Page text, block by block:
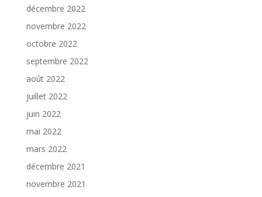
décembre 2022
novembre 2022
octobre 2022
septembre 2022
août 2022
juillet 2022
juin 2022
mai 2022
mars 2022
décembre 2021
novembre 2021